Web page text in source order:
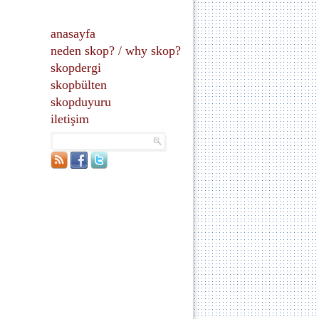
anasayfa
neden skop? / why skop?
skopdergi
skopbülten
skopduyuru
iletişim